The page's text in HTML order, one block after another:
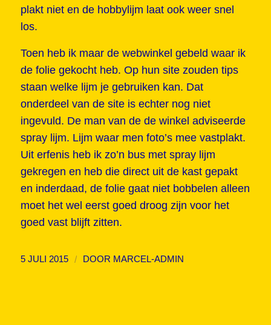
plakt niet en de hobbylijm laat ook weer snel
los.
Toen heb ik maar de webwinkel gebeld waar ik
de folie gekocht heb. Op hun site zouden tips
staan welke lijm je gebruiken kan. Dat
onderdeel van de site is echter nog niet
ingevuld. De man van de de winkel adviseerde
spray lijm. Lijm waar men foto’s mee vastplakt.
Uit erfenis heb ik zo’n bus met spray lijm
gekregen en heb die direct uit de kast gepakt
en inderdaad, de folie gaat niet bobbelen alleen
moet het wel eerst goed droog zijn voor het
goed vast blijft zitten.
5 JULI 2015 / DOOR MARCEL-ADMIN